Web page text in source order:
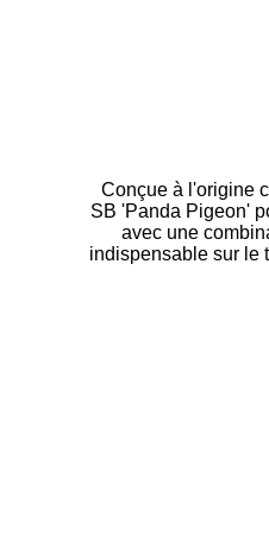
Conçue à l'origine
SB 'Panda Pigeon'
avec une
indispensable sur le